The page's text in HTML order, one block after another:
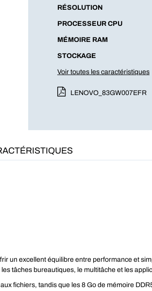
RÉSOLUTION
PROCESSEUR CPU
MÉMOIRE RAM
STOCKAGE
Voir toutes les caractéristiques
LENOVO_83GW007EFR
un excellent équilibre entre performance et
tâches bureautiques, le multitâche et les
fichiers, tandis que les 8 Go de mémoire